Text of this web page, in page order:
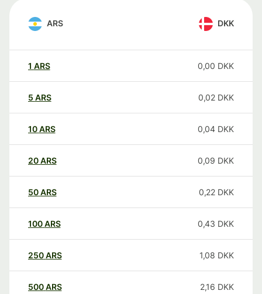
ARS DKK
1 ARS 0,00 DKK
5 ARS 0,02 DKK
10ARS 0,04 DKK
20ARS 0,09 DKK
50ARS 0,22 DKK
100ARS 0,43 DKK
250ARS 1,08 DKK
500ARS 2,16 DKK